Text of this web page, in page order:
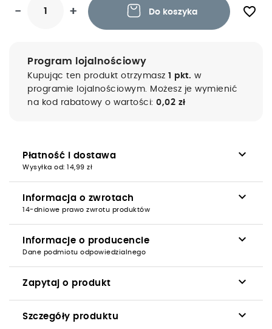
- + Do koszyka favorite_border
Program lojalnościowy
Kupując ten produkt otrzymasz 1 pkt. w
programie lojalnościowym. Możesz je wymienić
na kod rabatowy o wartości: 0,02 zł
keyboard_arrow_down
Płatność i dostawa
Wysyłka od: 14,99 zł
keyboard_arrow_down
Informacja o zwrotach
14-dniowe prawo zwrotu produktów
keyboard_arrow_down
Informacje o producencie
Dane podmiotu odpowiedzialnego
keyboard_arrow_down
Zapytaj o produkt
keyboard_arrow_down
Szczegóły produktu